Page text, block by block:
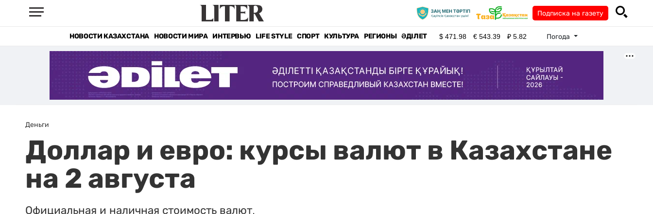
Подписка на газету
НОВОСТИ КАЗАХСТАНА НОВОСТИ МИРА ИНТЕРВЬЮ LIFE STYLE СПОРТ КУЛЬТУРА РЕГИОНЫ ӘДІЛЕТ $471.98 €543.39 ₽5.82 Погода
Деньги
Доллар и евро: курсы валют в Казахстане
на 2 августа
Официальная и наличная стоимость валют.